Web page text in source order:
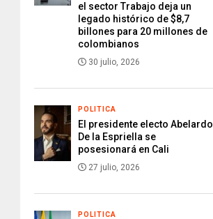
el sector Trabajo deja un
legado histórico de $8,7
billones para 20 millones de
colombianos
30 julio, 2026
POLITICA
El presidente electo Abelardo
De la Espriella se
posesionará en Cali
27 julio, 2026
POLITICA